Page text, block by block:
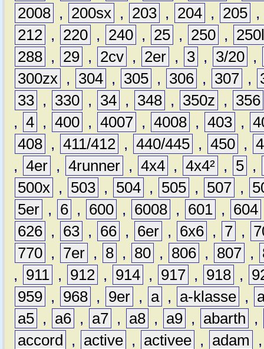
2008 , 200sx , 203 , 204 , 205 ,
212 , 220 , 240 , 25 , 250 ,
288 , 29 , 2cv , 2er , 3 , 3/20 ,
300zx , 304 , 305 , 306 , 307 ,
33 , 330 , 34 , 348 , 350z ,
356
, 4 , 400 , 4007 , 4008 , 403 ,
408 , 411/412 , 440/445 , 450 ,
, 4er , 4runner , 4x4 , 4x4² , 5 ,
500x , 503 , 504 , 505 , 507 ,
5er , 6 , 600 , 6008 , 601 , 604
626 , 63 , 66 , 6er , 6x6 , 7 ,
770 , 7er , 8 , 80 , 806 , 807 ,
,
911 , 912 , 914 , 917 , 918 ,
959 , 968 , 9er , a , a-klasse ,
a5 , a6 , a7 , a8 , a9 , abarth
,
accord
, active , activee , adam